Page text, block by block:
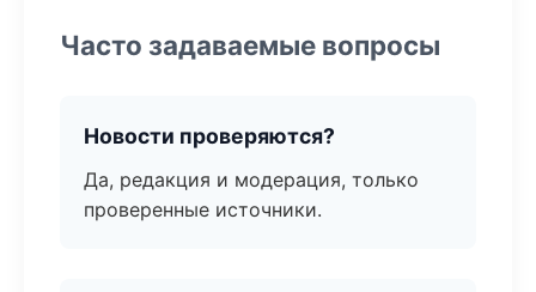
Часто задаваемые вопросы
Новости проверяются?
Да, редакция и модерация, только
проверенные источники.